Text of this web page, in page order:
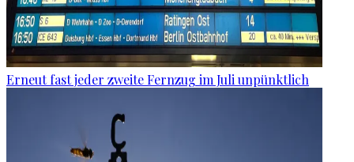
Erneut fast jeder zweite Fernzug im Juli unpünktlich